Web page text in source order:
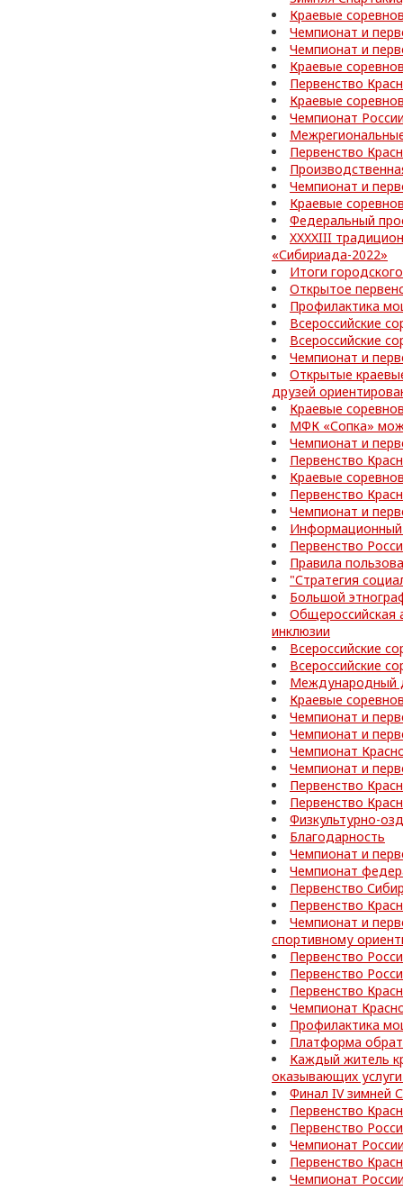
Краевые
Чемпионат и
Чемпионат и
Краевые
Первенство
Краевые
Чемпионат
Первенство
Чемпионат и
Краевые
Федеральный
XXXXIII
«Сибириада-2022»
Итоги
Открытое
Профилактика
Всероссийские
Всероссийские
Чемпионат и
Открытые
друзей
Краевые
МФК «Сопка»
Чемпионат и
Первенство
Краевые
Первенство
Чемпионат и
Информационный
Первенство
Правила
"Стратегия
Большой
Общероссийская
инклюзии
Всероссийские
Всероссийские
Международный
Краевые
Чемпионат и
Чемпионат и
Чемпионат
Чемпионат и
Первенство
Первенство
Физкультурно-
Благодарность
Чемпионат и
Чемпионат
Первенство
Первенство
Чемпионат и
спортивному
Первенство
Первенство
Первенство
Чемпионат
Профилактика
Платформа
Каждый житель
оказывающих
Финал IV зимней
Первенство
Первенство
Чемпионат
Первенство
Чемпионат